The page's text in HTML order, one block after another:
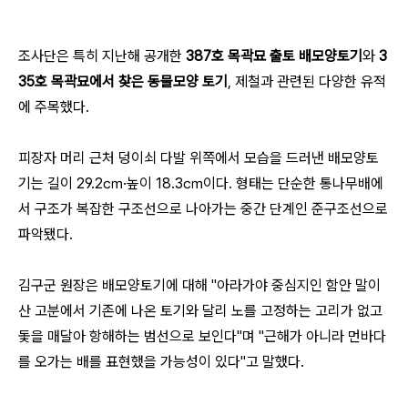
조사단은 특히 지난해 공개한 387호 목곽묘 출토 배모양토기 와 3
35호 목곽묘에서 찾은 동물모양 토기 , 제철과 관련된 다양한 유적
에 주목했다.
피장자 머리 근처 덩이쇠 다발 위쪽에서 모습을 드러낸 배모양토
기는 길이 29.2㎝·높이 18.3㎝이다. 형태는 단순한 통나무배에
서 구조가 복잡한 구조선으로 나아가는 중간 단계인 준구조선으로
파악됐다.
김구군 원장은 배모양토기에 대해 "아라가야 중심지인 함안 말이
산 고분에서 기존에 나온 토기와 달리 노를 고정하는 고리가 없고
돛을 매달아 항해하는 범선으로 보인다"며 "근해가 아니라 먼바다
를 오가는 배를 표현했을 가능성이 있다"고 말했다.